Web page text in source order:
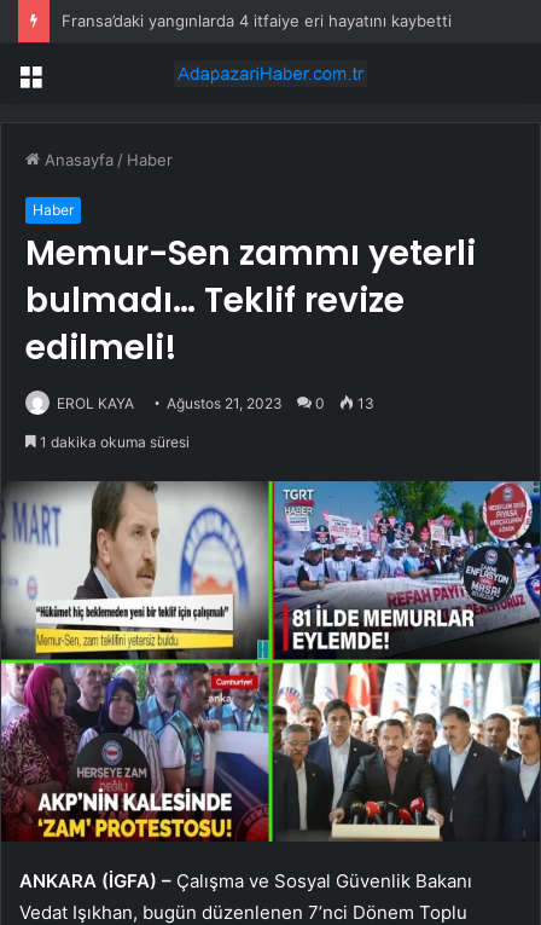
Fransa’daki yangınlarda 4 itfaiye eri hayatını kaybetti
Menü
Anasayfa / Haber
Haber
Memur-Sen zammı yeterli
bulmadı… Teklif revize
edilmeli!
EROL KAYA Ağustos 21, 2023 0 13
1 dakika okuma süresi
ANKARA (İGFA) – Çalışma ve Sosyal Güvenlik Bakanı
Vedat Işıkhan, bugün düzenlenen 7’nci Dönem Toplu